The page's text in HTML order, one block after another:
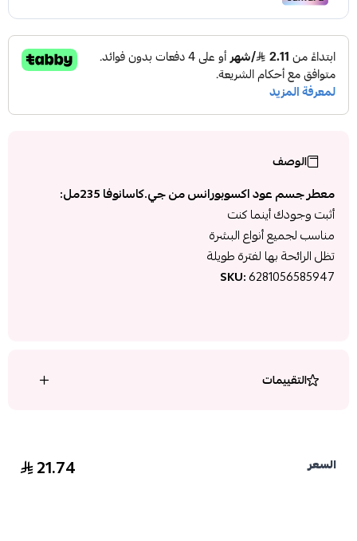
الوصف
معطر جسم عود اكسوبورانس من جي.كاسانوفا 235مل:
أثبت وجودك أينما كنت
مناسب لجميع أنواع البشرة
تظل الرائحة بها لفترة طويلة
SKU:6281056585947
التقييمات
السعر 21.74